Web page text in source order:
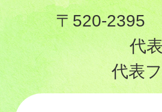
〒520-2395
代
代表